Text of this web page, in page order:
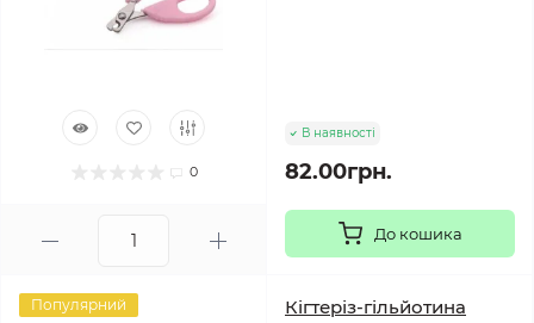
0
В наявності
82.00грн.
До кошика
Популярний
Кігтеріз-гільйотина